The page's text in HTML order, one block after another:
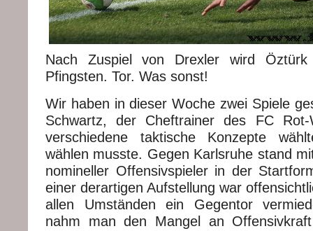
Nach Zuspiel von Drexler wird Öztürk
Pfingsten. Tor. Was sonst!
Wir haben in dieser Woche zwei Spiele
Schwartz, der Cheftrainer des FC
verschiedene taktische Konzepte
wählen musste. Gegen Karlsruhe stand
nomineller Offensivspieler in der
einer derartigen Aufstellung war
allen Umständen ein Gegentor
nahm man den Mangel an